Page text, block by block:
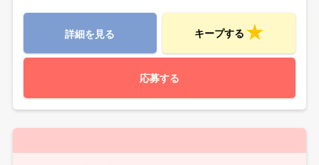
詳細を見る キープする
応募する